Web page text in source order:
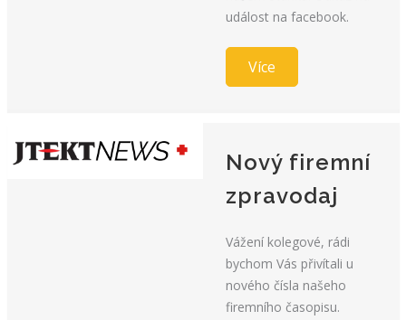
událost na facebook.
Více
Nový firemní
zpravodaj
Vážení kolegové, rádi
bychom Vás přivítali u
nového čísla našeho
firemního časopisu.